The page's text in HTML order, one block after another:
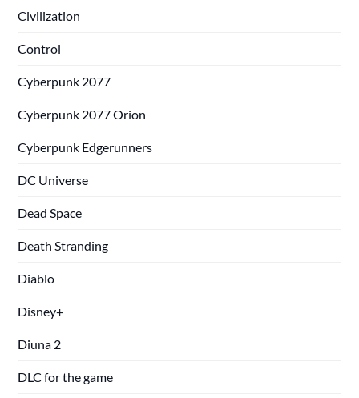
Civilization
Control
Cyberpunk 2077
Cyberpunk 2077 Orion
Cyberpunk Edgerunners
DC Universe
Dead Space
Death Stranding
Diablo
Disney+
Diuna 2
DLC for the game